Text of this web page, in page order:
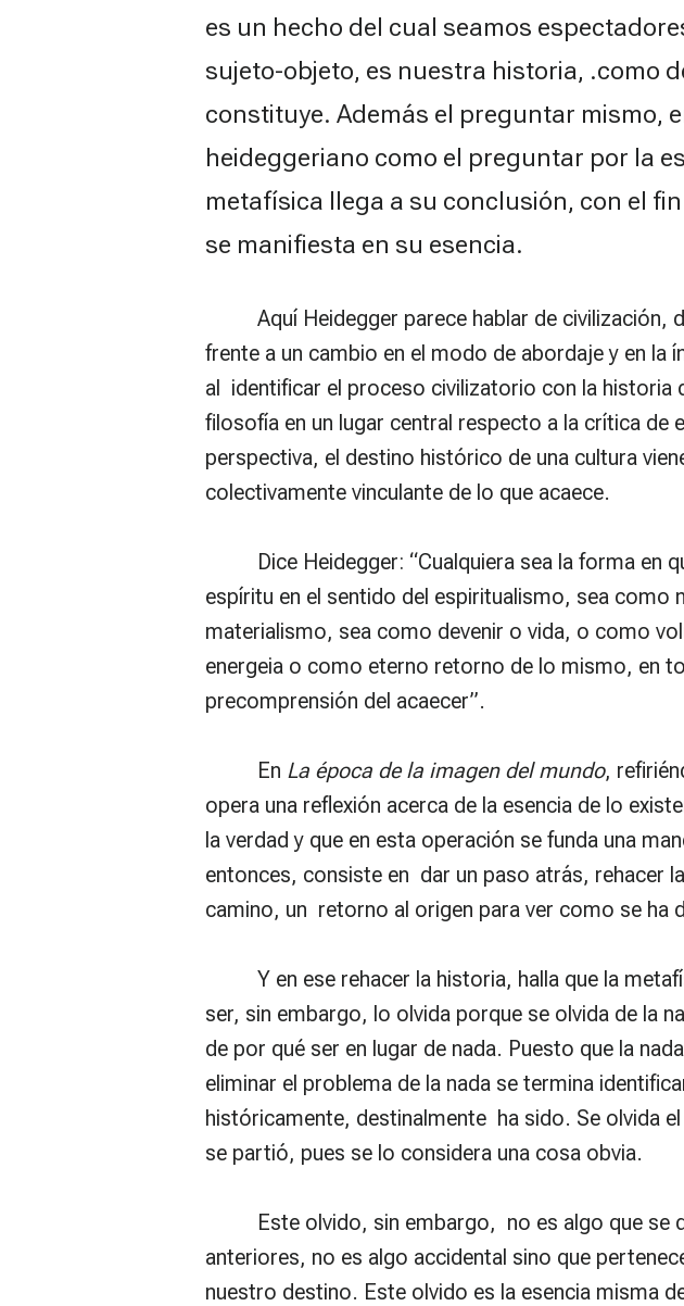
es un hecho del cual seamos
sujeto-objeto, es nuestra historia, .como
constituye. Además el preguntar mismo,
heideggeriano como el preguntar por la
metafísica llega a su conclusión, con el
se manifiesta en su esencia.
Aquí Heidegger parece hablar de
frente a un cambio en el modo de abordaje y en la
al identificar el proceso civilizatorio con la historia
filosofía en un lugar central respecto a la crítica de
perspectiva, el destino histórico de una cultura
colectivamente vinculante de lo que acaece.
Dice Heidegger: “Cualquiera sea la forma en
espíritu en el sentido del espiritualismo, sea como
materialismo, sea como devenir o vida, o como
energeia o como eterno retorno de lo mismo, en
precomprensión del acaecer”.
En La época de la imagen del mundo,
opera una reflexión acerca de la esencia de lo
la verdad y que en esta operación se funda una
entonces, consiste en dar un paso atrás, rehacer
camino, un retorno al origen para ver como se ha
Y en ese rehacer la historia, halla que la
ser, sin embargo, lo olvida porque se olvida de la
de por qué ser en lugar de nada. Puesto que la
eliminar el problema de la nada se termina
históricamente, destinalmente ha sido. Se olvida
se partió, pues se lo considera una cosa obvia.
Este olvido, sin embargo, no es algo que se
anteriores, no es algo accidental sino que
nuestro destino. Este olvido es la esencia misma